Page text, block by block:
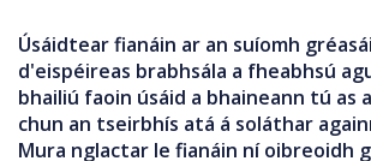
Úsáidtear fianáin ar an suíomh
d'eispéireas brabhsála a fheabhsú
bhailiú faoin úsáid a bhaineann tú as
chun an tseirbhís atá á soláthar
Mura nglactar le fianáin ní oibreoidh